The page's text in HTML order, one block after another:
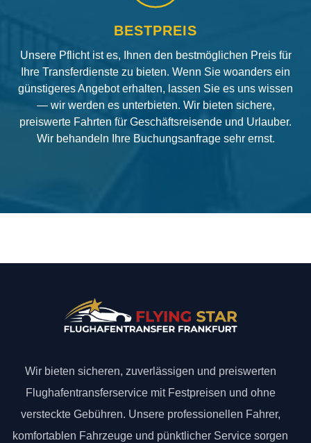
BESTPREIS
Unsere Pflicht ist es, Ihnen den bestmöglichen Preis für
Ihre Transferdienste zu bieten. Wenn Sie woanders ein
günstigeres Angebot erhalten, lassen Sie es uns wissen
— wir werden es unterbieten. Wir bieten sichere,
preiswerte Fahrten für Geschäftsreisende und Urlauber.
Wir behandeln Ihre Buchungsanfrage sehr ernst.
Wir bieten sicheren, zuverlässigen und preiswerten
Flughafentransferservice mit Festpreisen und ohne
versteckte Gebühren. Unsere professionellen Fahrer,
komfortablen Fahrzeuge und pünktlicher Service sorgen